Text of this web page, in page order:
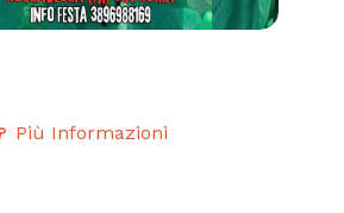
Più Informazioni